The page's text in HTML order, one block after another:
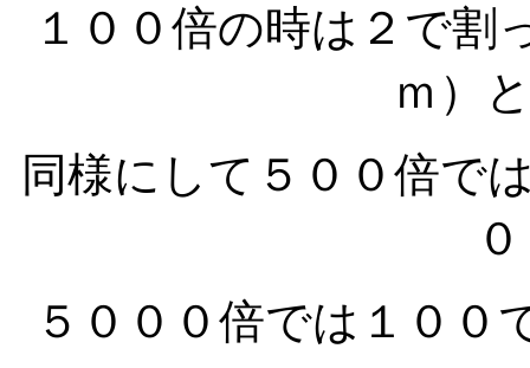
１００倍の時は２で割
ｍ）
同様にして５００倍で
５０００倍では１００